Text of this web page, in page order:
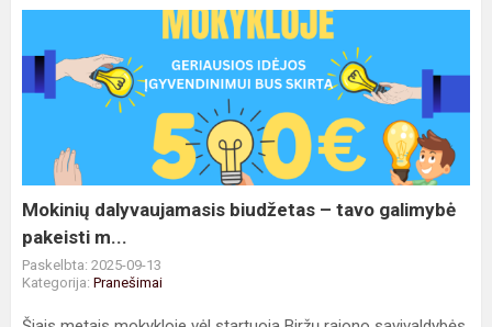
dalyvaujamasis
biudžetas
–
galimybė
pakeisti
m...
Mokinių dalyvaujamasis biudžetas – tavo galimybė
pakeisti m...
Paskelbta: 2025-09-13
Kategorija: Pranešimai